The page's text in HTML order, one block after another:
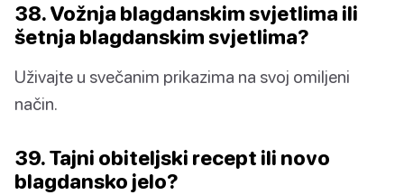
38. Vožnja blagdanskim svjetlima ili
šetnja blagdanskim svjetlima?
Uživajte u svečanim prikazima na svoj omiljeni
način.
39. Tajni obiteljski recept ili novo
blagdansko jelo?